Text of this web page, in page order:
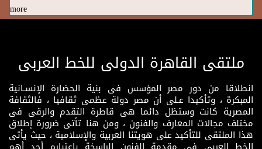
more
ملتقى القاهرة الدولى للخط العربى
انطلاقا من دور مصر المؤسس فى بنية الحضارة الإنسـانية
المبكرة ، وتأكيدا عـلى أن مصر دولة عظمى ثقافيا ، فالثقافة
المصرية كانت وستظل دائما هى قاطرة التقدم والرقى فى
مختلف مجالات المعارف والفنون ، ومن هنا تأتى ضرورة إطلاق
هذا الملتقى للتأكيد على هويتنا العربية والإسلامية ، حيث يأتى